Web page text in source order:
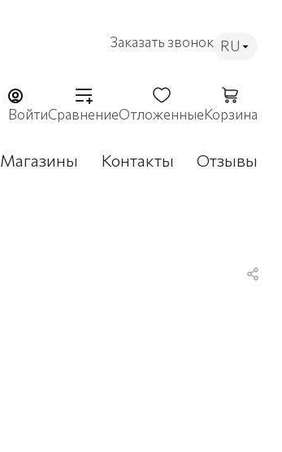
Заказать звонок RU
ВойтиСравнениеОтложенныеКорзина
Магазины Контакты Отзывы